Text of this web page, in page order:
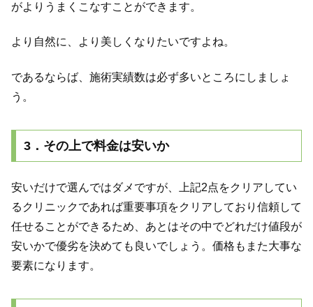
がよりうまくこなすことができます。
より自然に、より美しくなりたいですよね。
であるならば、施術実績数は必ず多いところにしましょ
う。
3．その上で料金は安いか
安いだけで選んではダメですが、上記2点をクリアしてい
るクリニックであれば重要事項をクリアしており信頼して
任せることができるため、あとはその中でどれだけ値段が
安いかで優劣を決めても良いでしょう。価格もまた大事な
要素になります。